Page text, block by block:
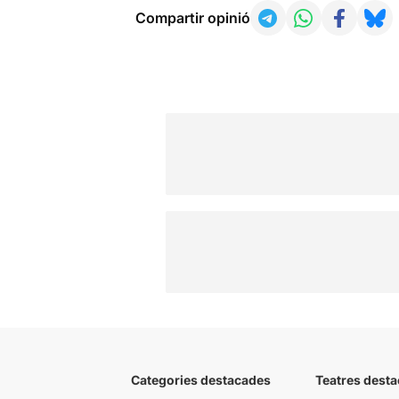
Compartir opinió
Categories destacades Teatres